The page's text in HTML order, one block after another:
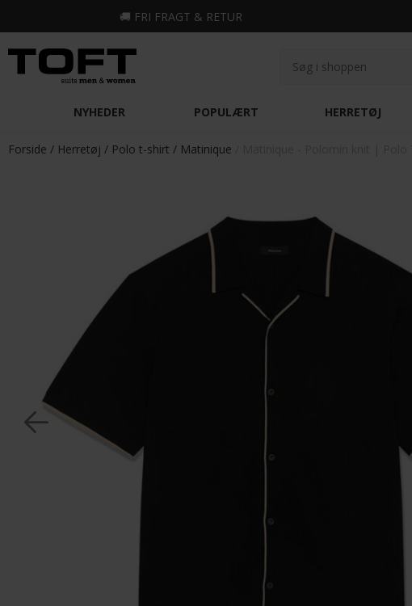
🚚 FRI FRAGT & RETUR
NYHEDER POPULÆRT HERRETØJ
Forside Herretøj Polo t-shirt Matinique